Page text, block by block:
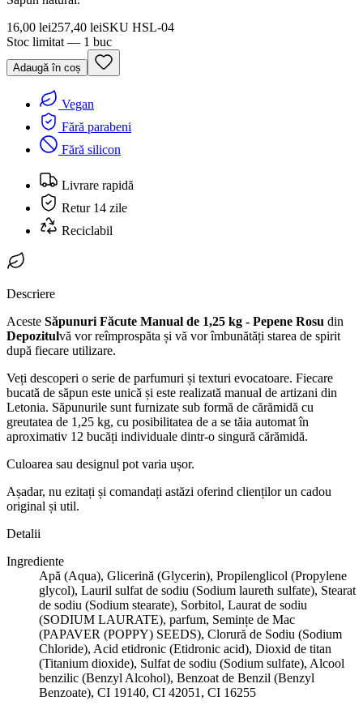
16,00 lei257,40 leiSKU HSL-04
Stoc limitat — 1 buc
Adaugă în coș
Vegan
Fără parabeni
Fără silicon
Livrare rapidă
Retur 14 zile
Reciclabil
Descriere
Aceste Săpunuri Făcute Manual de 1,25 kg - Pepene Rosu din
Depozitulvă vor reîmprospăta și vă vor îmbunătăți starea de spirit
după fiecare utilizare.
Veți descoperi o serie de parfumuri și texturi evocatoare. Fiecare
bucată de săpun este unică și este realizată manual de artizani din
Letonia. Săpunurile sunt furnizate sub formă de cărămidă cu
greutatea de 1,25 kg, cu posibilitatea de a se tăia automat în
aproximativ 12 bucăți individuale dintr-o singură cărămidă.
Culoarea sau designul pot varia ușor.
Așadar, nu ezitați și comandați astăzi oferind clienților un cadou
original și util.
Detalii
Ingrediente
Apă (Aqua), Glicerină (Glycerin), Propilenglicol (Propylene
glycol), Lauril sulfat de sodiu (Sodium laureth sulfate), Stearat
de sodiu (Sodium stearate), Sorbitol, Laurat de sodiu
(SODIUM LAURATE), parfum, Semințe de Mac
(PAPAVER (POPPY) SEEDS), Clorură de Sodiu (Sodium
Chloride), Acid etidronic (Etidronic acid), Dioxid de titan
(Titanium dioxide), Sulfat de sodiu (Sodium sulfate), Alcool
benzilic (Benzyl Alcohol), Benzoat de Benzil (Benzyl
Benzoate), CI 19140, CI 42051, CI 16255